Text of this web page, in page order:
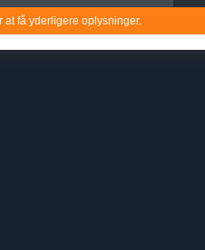
at få yderligere oplysninger.